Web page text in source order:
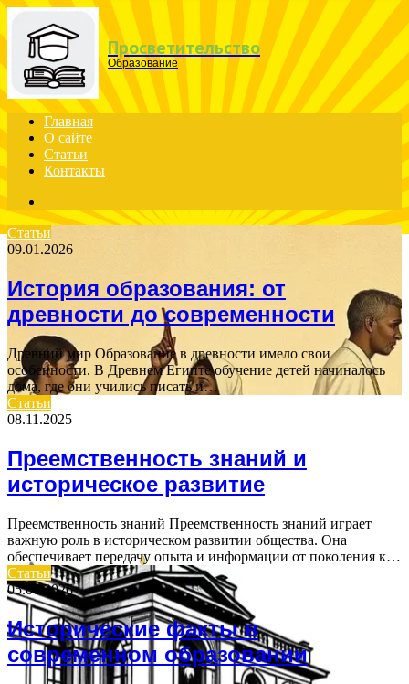
Menu
Просветительство
Образование
Главная
О сайте
Статьи
Контакты
for
Статьи
09.01.2026
История образования: от
древности до современности
Древний мир Образование в древности имело свои
особенности. В Древнем Египте обучение детей начиналось
дома, где они учились писать и…
Статьи
08.11.2025
Преемственность знаний и
историческое развитие
Преемственность знаний Преемственность знаний играет
важную роль в историческом развитии общества. Она
обеспечивает передачу опыта и информации от поколения к…
Статьи
05.06.2026
Исторические факты в
современном образовании